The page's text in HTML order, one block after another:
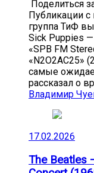
Поделиться
Публикации
группа ТиФ
Sick Puppies
«SPB FM
«N2O2AC25»
самые
рассказал о
Владимир
17.02.2026
The Beatles